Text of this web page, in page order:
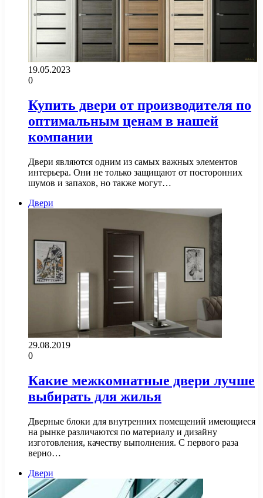
19.05.2023
0
Купить двери от производителя по
оптимальным ценам в нашей
компании
Двери являются одним из самых важных элементов
интерьера. Они не только защищают от посторонних
шумов и запахов, но также могут…
Двери
29.08.2019
0
Какие межкомнатные двери лучше
выбирать для жилья
Дверные блоки для внутренних помещений имеющиеся
на рынке различаются по материалу и дизайну
изготовления, качеству выполнения. С первого раза
верно…
Двери